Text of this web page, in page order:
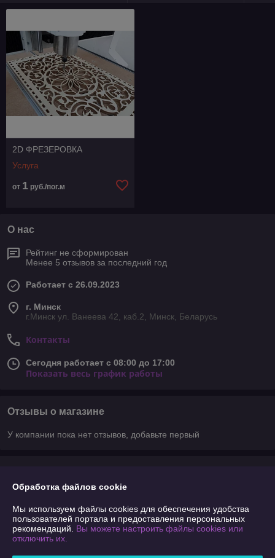
2D ФРЕЗЕРОВКА
Услуга
от 1 руб./пог.м
О нас
Рейтинг не сформирован
Менее 5 отзывов за последний год
Работает с 26.09.2023
г. Минск
г.Минск ул. Ванеева 42, каб.2, Минск, Беларусь
Контакты
Сегодня работает с 08:00 до 17:00
Показать весь график работы
Отзывы о магазине
У компании пока нет отзывов, добавьте первый
Доставка и оплата
Обработка файлов cookie
Мы используем файлы cookies для обеспечения удобства
пользователей портала и предоставления персональных
рекомендаций. Вы можете настроить файлы cookies или
отключить их.